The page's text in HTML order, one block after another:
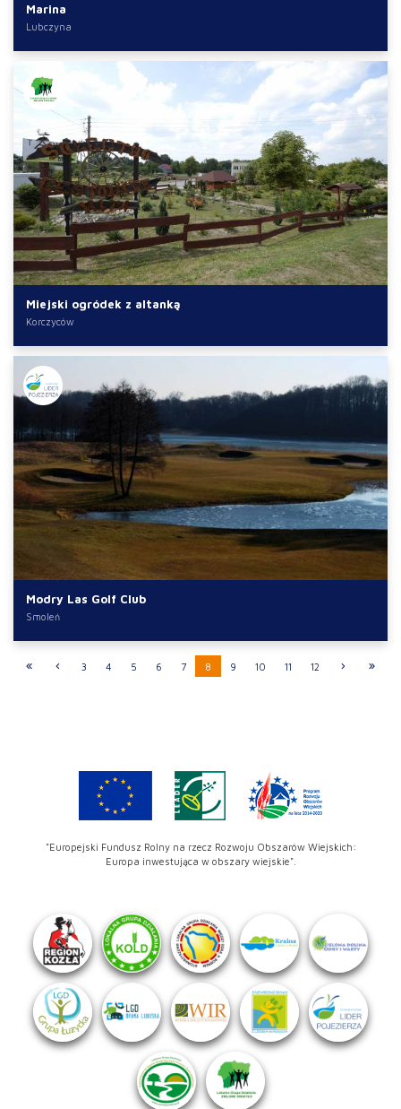
Marina
Lubczyna
Miejski ogródek z altanką
Korczyców
Modry Las Golf Club
Smoleń
3 4 5 6 7 8 9 10 11 12
"Europejski Fundusz Rolny na rzecz Rozwoju Obszarów Wiejskich:
Europa inwestująca w obszary wiejskie".